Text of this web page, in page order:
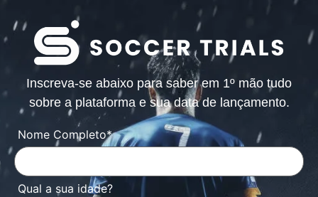
Inscreva-se abaixo para saber em 1º mão tudo
sobre a plataforma e sua data de lançamento.
Nome Completo*
Qual a sua idade?